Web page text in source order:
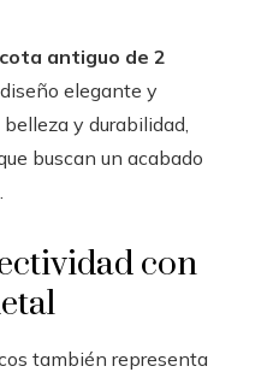
antiguo de 2
elegante y
y durabilidad,
buscan un acabado
con
también representa